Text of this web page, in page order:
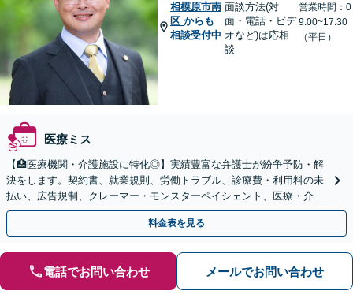
相模原市南
区 からも
相談受付中
面談方法(対
面・電話・ビデ
オなど)は応相
談
営業時間：0
9:00~17:30
（平日）
医療ミス
【🏥医療機関・介護施設に特化◎】実績豊富な弁護士が紛争予防・解
決をします。契約書、就業規則、労働トラブル、診療費・利用料の未
払い、広告規制、クレーマー・モンスターペイシェント、医療・介護
事故などに対応【顧問契約あり】
料金表を見る
電話でお問い合わせ メールでお問い合わせ